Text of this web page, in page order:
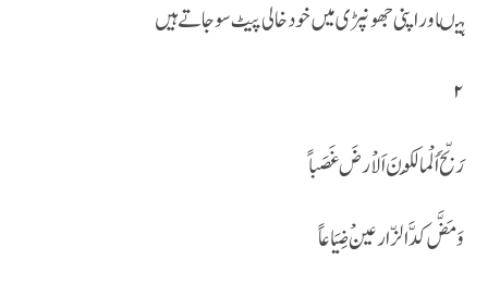
ہیںاور اپنی جھونپڑی میں خود خالی پیٹ سو جاتے ہیں
۲
رَبّحَ اَلْما لِکُونَ اَلاْرضَ غَصَباً
وَ مَضَّ کدَّ الزّارعینْ ضِیَا عاً